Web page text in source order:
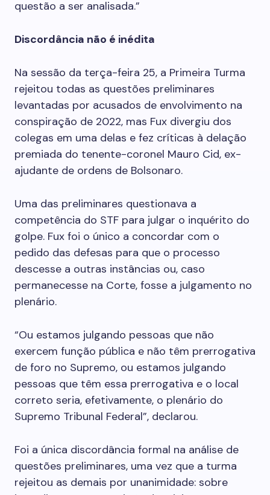
questão a ser analisada.”
Discordância não é inédita
Na sessão da terça-feira 25, a Primeira Turma
rejeitou todas as questões preliminares
levantadas por acusados de envolvimento na
conspiração de 2022, mas Fux divergiu dos
colegas em uma delas e fez críticas à delação
premiada do tenente-coronel Mauro Cid, ex-
ajudante de ordens de Bolsonaro.
Uma das preliminares questionava a
competência do STF para julgar o inquérito do
golpe. Fux foi o único a concordar com o
pedido das defesas para que o processo
descesse a outras instâncias ou, caso
permanecesse na Corte, fosse a julgamento no
plenário.
“Ou estamos julgando pessoas que não
exercem função pública e não têm prerrogativa
de foro no Supremo, ou estamos julgando
pessoas que têm essa prerrogativa e o local
correto seria, efetivamente, o plenário do
Supremo Tribunal Federal”, declarou.
Foi a única discordância formal na análise de
questões preliminares, uma vez que a turma
rejeitou as demais por unanimidade: sobre